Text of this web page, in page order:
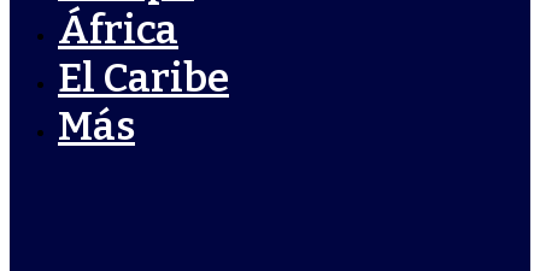
África
El Caribe
Más